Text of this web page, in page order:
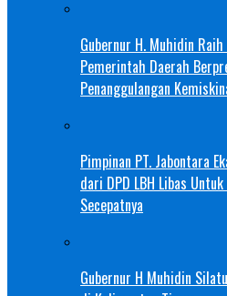
Gubernur H. Muhidin
Pemerintah Daerah
Penanggulangan
Pimpinan PT. Jabontara
dari DPD LBH Libas
Secepatnya
Gubernur H Muhidin